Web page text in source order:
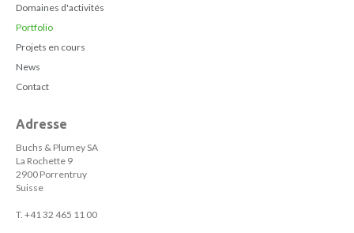
Domaines d'activités
Portfolio
Projets en cours
News
Contact
Adresse
Buchs & Plumey SA
La Rochette 9
2900 Porrentruy
Suisse
T. +41 32 465 11 00